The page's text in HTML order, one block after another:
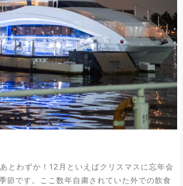
とわずか！12月といえばクリスマスに忘年会
節です。ここ数年自粛されていた外での飲食